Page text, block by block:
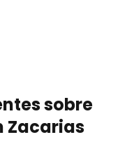
sobre
Zacarias